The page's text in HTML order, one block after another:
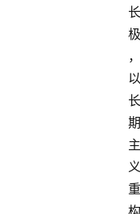
长
极
，
以
长
期
主
义
重
构